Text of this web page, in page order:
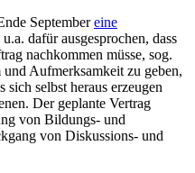
Septembereine
dafür ausgesprochen, dass
nachkommen müsse, sog.
Aufmerksamkeit zu geben,
selbst heraus erzeugen
Der geplante Vertrag
von Bildungs- und
von Diskussions- und